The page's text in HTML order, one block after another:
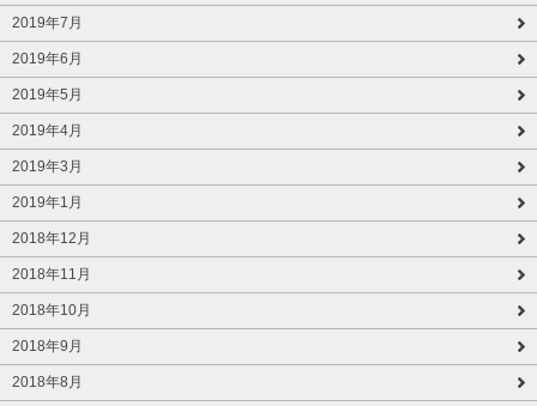
2019年7月
2019年6月
2019年5月
2019年4月
2019年3月
2019年1月
2018年12月
2018年11月
2018年10月
2018年9月
2018年8月